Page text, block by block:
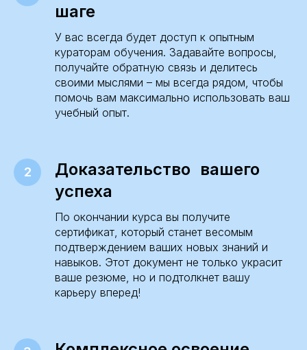
шаге
У вас всегда будет доступ к опытным
кураторам обучения. Задавайте вопросы,
получайте обратную связь и делитесь
своими мыслями – мы всегда рядом, чтобы
помочь вам максимально использовать ваш
учебный опыт.
Доказательство вашего
успеха
По окончании курса вы получите
сертификат, который станет весомым
подтверждением ваших новых знаний и
навыков. Этот документ не только украсит
ваше резюме, но и подтолкнет вашу
карьеру вперед!